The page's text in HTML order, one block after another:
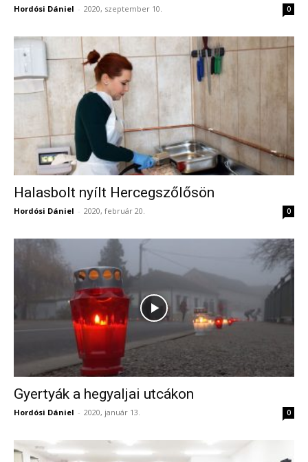
Hordósi Dániel - 2020, szeptember 10. 0
Halasbolt nyílt Hercegszőlősön
Hordósi Dániel - 2020, február 20. 0
Gyertyák a hegyaljai utcákon
Hordósi Dániel - 2020, január 13. 0